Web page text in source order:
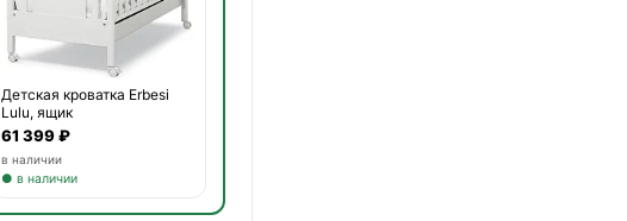
Детская кроватка Erbesi
Lulu, ящик
61 399 ₽
в наличии
● в наличии